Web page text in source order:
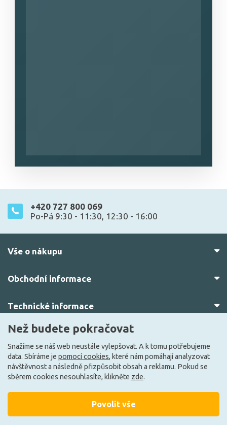
+420 727 800 069
Po-Pá 9:30 - 11:30, 12:30 - 16:00
Vše o nákupu
Obchodní informace
Technické informace
O nás
Než budete pokračovat
Snažíme se náš web neustále vylepšovat. A k tomu potřebujeme
data. Sbíráme je pomocí cookies, které nám pomáhají analyzovat
návštěvnost a následně přizpůsobit obsah a reklamu. Pokud se
sběrem cookies nesouhlasíte, klikněte zde.
Povolit vše